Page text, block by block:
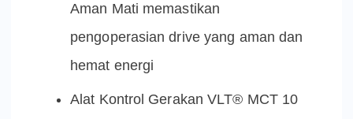
Aman Mati memastikan
pengoperasian drive yang aman dan
hemat energi
Alat Kontrol Gerakan VLT® MCT 10